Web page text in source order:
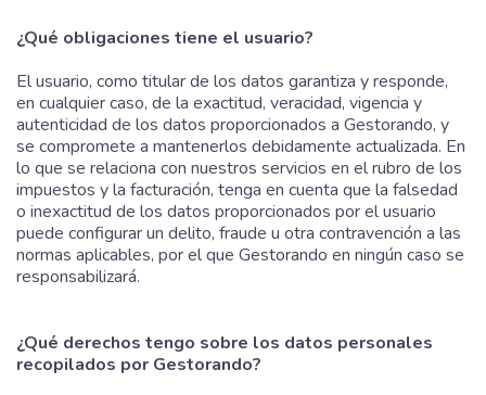
¿Qué obligaciones tiene el usuario?
El usuario, como titular de los datos garantiza y responde,
en cualquier caso, de la exactitud, veracidad, vigencia y
autenticidad de los datos proporcionados a Gestorando, y
se compromete a mantenerlos debidamente actualizada. En
lo que se relaciona con nuestros servicios en el rubro de los
impuestos y la facturación, tenga en cuenta que la falsedad
o inexactitud de los datos proporcionados por el usuario
puede configurar un delito, fraude u otra contravención a las
normas aplicables, por el que Gestorando en ningún caso se
responsabilizará.
¿Qué derechos tengo sobre los datos personales
recopilados por Gestorando?